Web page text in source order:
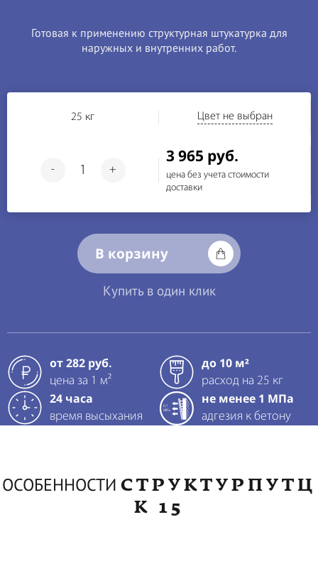
Готовая к применению структурная штукатурка для
наружных и внутренних работ.
25 кг Цвет не выбран
- +
3 965 руб.
цена без учета стоимости
доставки
В корзину
Купить в один клик
от 282 руб.
цена за 1 м²
до 10 м²
расход на 25 кг
24 часа
время высыхания
не менее 1 МПа
адгезия к бетону
ОСОБЕННОСТИ СТРУКТУРПУТЦ
K 15